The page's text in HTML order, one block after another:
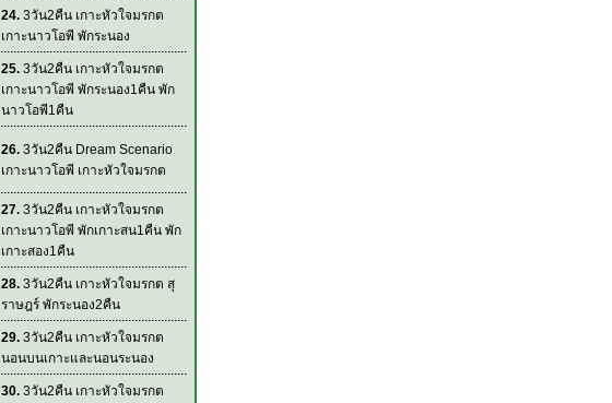
24. 3วัน2คืน เกาะหัวใจมรกต
เกาะนาวโอพี พักระนอง
25. 3วัน2คืน เกาะหัวใจมรกต
เกาะนาวโอพี พักระนอง1คืน พัก
นาวโอพี1คืน
26. 3วัน2คืน Dream Scenario
เกาะนาวโอพี เกาะหัวใจมรกต
27. 3วัน2คืน เกาะหัวใจมรกต
เกาะนาวโอพี พักเกาะสน1คืน พัก
เกาะสอง1คืน
28. 3วัน2คืน เกาะหัวใจมรกต สุ
ราษฎร์ พักระนอง2คืน
29. 3วัน2คืน เกาะหัวใจมรกต
นอนบนเกาะและนอนระนอง
30. 3วัน2คืน เกาะหัวใจมรกต